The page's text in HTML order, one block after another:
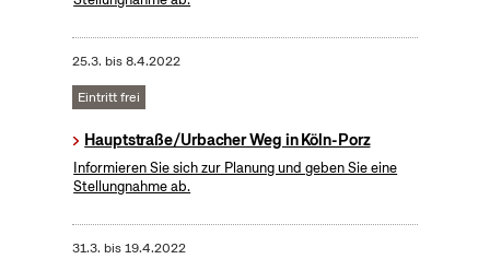
25.3. bis8.4.2022
Eintritt frei
Hauptstraße/Urbacher Weg in Köln-Porz
Informieren Sie sich zur Planung und geben Sie eine
Stellungnahme ab.
31.3. bis19.4.2022